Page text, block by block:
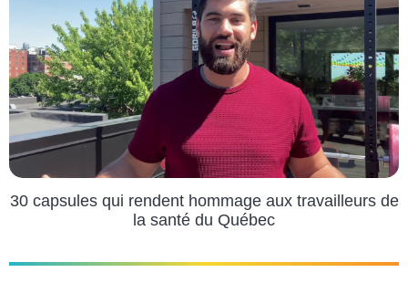
30 capsules qui rendent hommage aux travailleurs de
la santé du Québec